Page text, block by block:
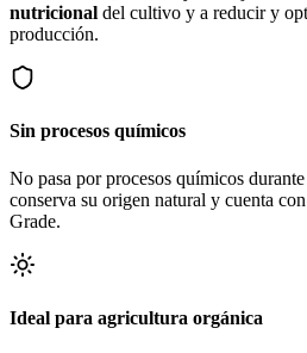
nutricional del cultivo y a reducir y
producción.
Sin procesos químicos
No pasa por procesos químicos
conserva su origen natural y cuenta
Grade.
Ideal para agricultura orgánica